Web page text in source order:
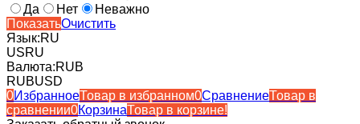
Да
Нет
Неважно
ПоказатьОчистить
Язык:RU
USRU
Валюта:RUB
RUBUSD
0ИзбранноеТовар в избранном0СравнениеТовар в
сравнении0КорзинаТовар в корзине!